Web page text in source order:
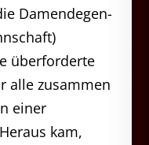
Damendegen-
überforderte
alle zusammen
einer
kam,